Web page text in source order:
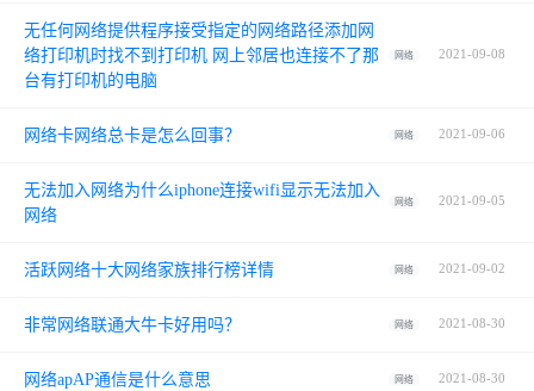
无任何网络提供程序接受指定的网络路径添加网
络打印机时找不到打印机 网上邻居也连接不了那
台有打印机的电脑
网络 2021-09-08
网络卡网络总卡是怎么回事？ 网络 2021-09-06
无法加入网络为什么iphone连接wifi显示无法加入
网络
网络 2021-09-05
活跃网络十大网络家族排行榜详情 网络 2021-09-02
非常网络联通大牛卡好用吗？ 网络 2021-08-30
网络apAP通信是什么意思 网络 2021-08-30